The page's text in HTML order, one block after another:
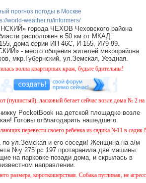
прогноз погоды в Москве
world-weather.ru/informers/
города ЧЕХОВ Чеховского района
расположен в 50 км от МКАД.
дома серии ИП-46С, И-155, И79-99.
- место общения жителей микрорайона
мкр.Губернский, ул.Земская, Уездная.
квартирных краж, будьте бдительны!
(пушистый), ласковый бегает сейчас возле дома № 2 на
PocketBook на детской площадке возле
Готовы отблагодарить нашедшего.
перевести своего ребенка из садика №11 в садик
ул.Земская и его соседи! Женщина на а/м
№у 275 рс 197 протаранила две машины:
на парковке позади дома, и скрылась в
направлении.
короткошерстная. Собака пугливая, не